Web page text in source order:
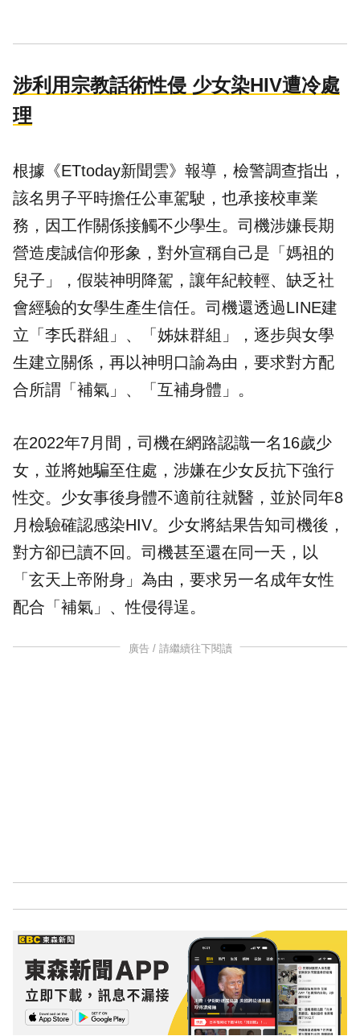
涉利用宗教話術性侵 少女染HIV遭冷處
理
根據《ETtoday新聞雲》報導，檢警調查指出，
該名男子平時擔任公車駕駛，也承接校車業
務，因工作關係接觸不少學生。司機涉嫌長期
營造虔誠信仰形象，對外宣稱自己是「媽祖的
兒子」，假裝神明降駕，讓年紀較輕、缺乏社
會經驗的女學生產生信任。司機還透過LINE建
立「李氏群組」、「姊妹群組」，逐步與女學
生建立關係，再以神明口諭為由，要求對方配
合所謂「補氣」、「互補身體」。
在2022年7月間，司機在網路認識一名16歲少
女，並將她騙至住處，涉嫌在少女反抗下強行
性交。少女事後身體不適前往就醫，並於同年8
月檢驗確認感染HIV。少女將結果告知司機後，
對方卻已讀不回。司機甚至還在同一天，以
「玄天上帝附身」為由，要求另一名成年女性
配合「補氣」、性侵得逞。
廣告 / 請繼續往下閱讀